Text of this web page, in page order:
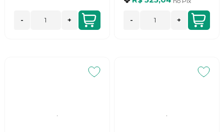
- + - +